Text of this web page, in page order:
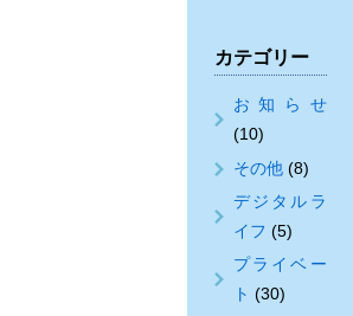
カテゴリー
お知らせ
(10)
その他(8)
デジタルラ
イフ (5)
プライベー
ト (30)